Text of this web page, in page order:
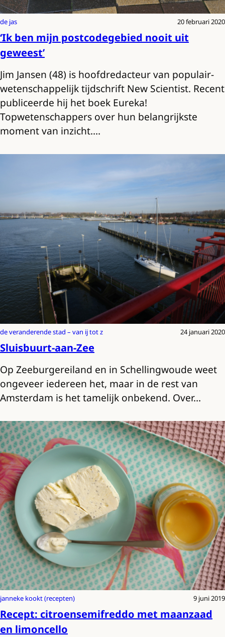
de jas 20 februari 2020
‘Ik ben mijn postcodegebied nooit uit
geweest’
Jim Jansen (48) is hoofdredacteur van populair-
wetenschappelijk tijdschrift New Scientist. Recent
publiceerde hij het boek Eureka!
Topwetenschappers over hun belangrijkste
moment van inzicht.…
de veranderende stad – van ij tot z 24 januari 2020
Sluisbuurt-aan-Zee
Op Zeeburgereiland en in Schellingwoude weet
ongeveer iedereen het, maar in de rest van
Amsterdam is het tamelijk onbekend. Over…
janneke kookt (recepten) 9 juni 2019
Recept: citroensemifreddo met maanzaad
en limoncello